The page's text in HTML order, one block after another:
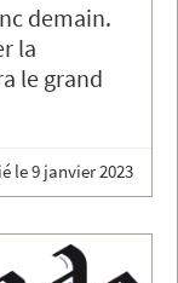
demain.
la
le grand
le9 janvier 2023